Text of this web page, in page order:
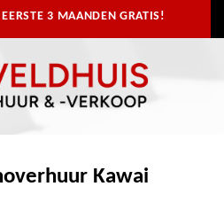
3 MAANDEN GRATIS!
Kawai